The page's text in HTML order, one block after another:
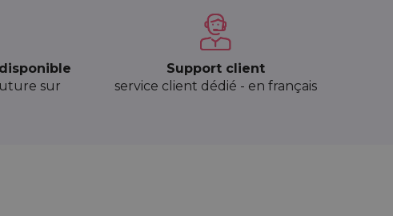
sur
Support client
service client dédié - en français